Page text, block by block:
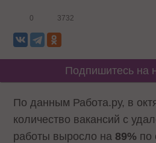
0 3732
Подпишитесь на
По данным Работа.ру, в
количество вакансий с
работы выросло на 89% по